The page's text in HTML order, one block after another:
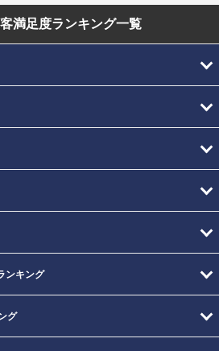
満足度ランキング一覧
ンキング
グ